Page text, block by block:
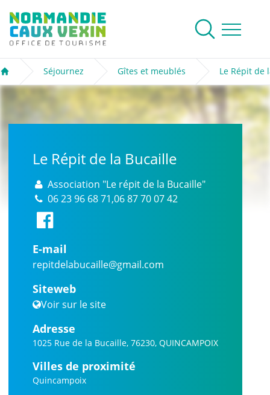
Normandie Caux Vexin
Ouvrir le
Rechercher
Accueil
Séjournez Gîtes et meublés Le Répit de
Le Répit de la Bucaille
Association "Le répit de la Bucaille"
06 23 96 68 71,06 87 70 07 42
E-mail
repitdelabucaille@gmail.com
Siteweb
Voir sur le site
Adresse
1025 Rue de la Bucaille, 76230, QUINCAMPOIX
Villes de proximité
Quincampoix